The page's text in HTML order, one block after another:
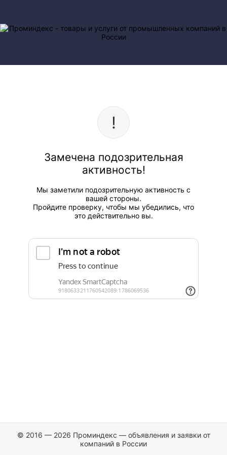
Замечена подозрительная
активность!
Мы заметили подозрительную активность с
вашей стороны.
Пройдите проверку, чтобы мы убедились, что
это действительно вы.
© 2016 — 2026 Проминдекс — объявления и заявки от
компаний в России